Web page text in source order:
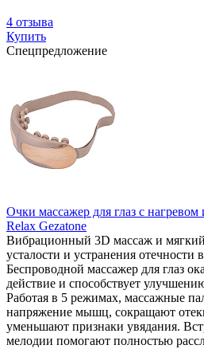
4 отзыва
Купить
Спецпредложение
Очки массажер для глаз с
Relax Gezatone
Вибрационный 3D массаж и мягкий
усталости и устранения отечности
Беспроводной массажер для глаз
действие и способствует
Работая в 5 режимах, массажные
напряжение мышц, сокращают
уменьшают признаки увядания.
мелодии помогают полностью